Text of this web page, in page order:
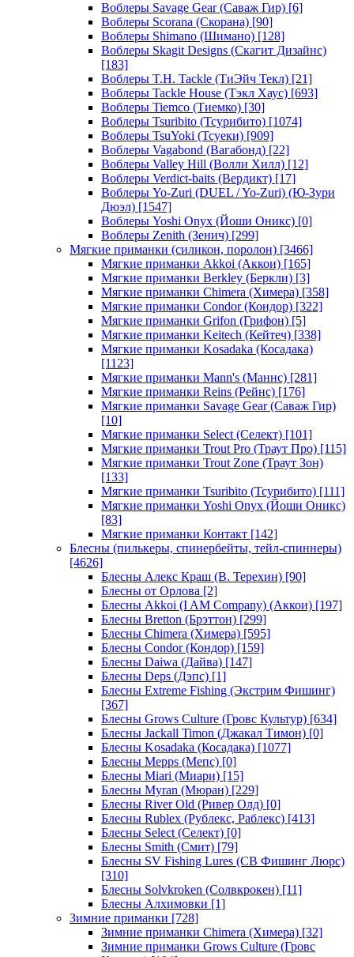
Воблеры Savage Gear (Саваж Гир) [6]
Воблеры Scorana (Скорана) [90]
Воблеры Shimano (Шимано) [128]
Воблеры Skagit Designs (Скагит Дизайнс)
[183]
Воблеры T.H. Tackle (ТиЭйч Текл) [21]
Воблеры Tackle House (Тэкл Хаус) [693]
Воблеры Tiemco (Тиемко) [30]
Воблеры Tsuribito (Тсурибито) [1074]
Воблеры TsuYoki (Тсуеки) [909]
Воблеры Vagabond (Вагабонд) [22]
Воблеры Valley Hill (Волли Хилл) [12]
Воблеры Verdict-baits (Вердикт) [17]
Воблеры Yo-Zuri (DUEL / Yo-Zuri) (Ю-Зури
Дюэл) [1547]
Воблеры Yoshi Onyx (Йоши Оникс) [0]
Воблеры Zenith (Зенич) [299]
Мягкие приманки (силикон, поролон) [3466]
Мягкие приманки Akkoi (Аккои) [165]
Мягкие приманки Berkley (Беркли) [3]
Мягкие приманки Chimera (Химера) [358]
Мягкие приманки Condor (Кондор) [322]
Мягкие приманки Grifon (Грифон) [5]
Мягкие приманки Keitech (Кейтеч) [338]
Мягкие приманки Kosadaka (Косадака)
[1123]
Мягкие приманки Mann's (Маннс) [281]
Мягкие приманки Reins (Рейнс) [176]
Мягкие приманки Savage Gear (Саваж Гир)
[10]
Мягкие приманки Select (Селект) [101]
Мягкие приманки Trout Pro (Траут Про) [115]
Мягкие приманки Trout Zone (Траут Зон)
[133]
Мягкие приманки Tsuribito (Тсурибито) [111]
Мягкие приманки Yoshi Onyx (Йоши Оникс)
[83]
Мягкие приманки Контакт [142]
Блесны (пилькеры, спинербейты, тейл-спиннеры)
[4626]
Блесны Алекс Краш (В. Терехин) [90]
Блесны от Орлова [2]
Блесны Akkoi (I AM Company) (Аккои) [197]
Блесны Bretton (Брэттон) [299]
Блесны Chimera (Химера) [595]
Блесны Condor (Кондор) [159]
Блесны Daiwa (Дайва) [147]
Блесны Deps (Дэпс) [1]
Блесны Extreme Fishing (Экстрим Фишинг)
[367]
Блесны Grows Culture (Гровс Культур) [634]
Блесны Jackall Timon (Джакал Тимон) [0]
Блесны Kosadaka (Косадака) [1077]
Блесны Mepps (Мепс) [0]
Блесны Miari (Миари) [15]
Блесны Myran (Мюран) [229]
Блесны River Old (Ривер Олд) [0]
Блесны Rublex (Рублекс, Раблекс) [413]
Блесны Select (Селект) [0]
Блесны Smith (Смит) [79]
Блесны SV Fishing Lures (СВ Фишинг Люрс)
[310]
Блесны Solvkroken (Солвкрокен) [11]
Блесны Алхимовки [1]
Зимние приманки [728]
Зимние приманки Chimera (Химера) [32]
Зимние приманки Grows Culture (Гровс